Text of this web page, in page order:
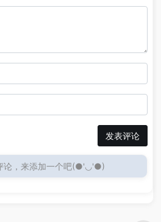
发表评论
论，来添加一个吧(●'◡'●)